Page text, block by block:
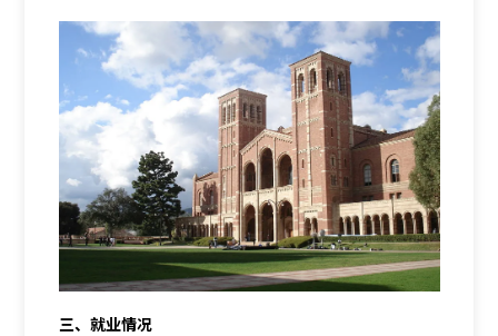
三、就业情况